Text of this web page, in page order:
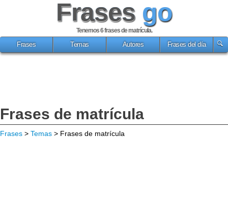
Frases go
Tenemos 6frases de matrícula.
Frases
Temas Autores Frases del día
Frases de matrícula
Frases > Temas > Frases de matrícula